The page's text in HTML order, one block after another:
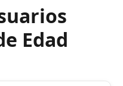
Edad